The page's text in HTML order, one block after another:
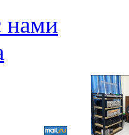
нами